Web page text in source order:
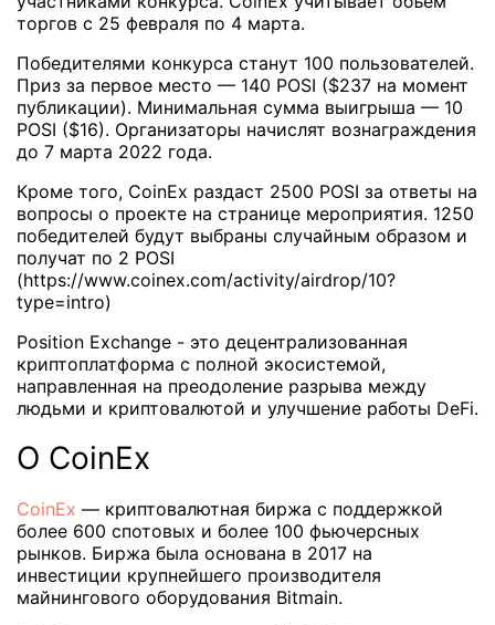
торгов с 25 февраля по 4 марта.
Победителями конкурса станут 100 пользователей.
Приз за первое место — 140 POSI ($237 на момент
публикации). Минимальная сумма выигрыша — 10
POSI ($16). Организаторы начислят вознаграждения
до 7 марта 2022 года.
Кроме того, CoinEx раздаст 2500 POSI за ответы на
вопросы о проекте на странице мероприятия. 1250
победителей будут выбраны случайным образом и
получат по 2 POSI
(https://www.coinex.com/activity/airdrop/10?
type=intro)
Position Exchange - это децентрализованная
криптоплатформа с полной экосистемой,
направленная на преодоление разрыва между
людьми и криптовалютой и улучшение работы DeFi.
О CoinEx
CoinEx — криптовалютная биржа с поддержкой
более 600 спотовых и более 100 фьючерсных
рынков. Биржа была основана в 2017 на
инвестиции крупнейшего производителя
майнингового оборудования Bitmain.